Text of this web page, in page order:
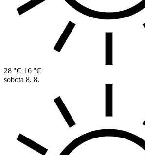
28 °C 16 °C
sobota 8. 8.